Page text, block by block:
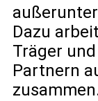
Dazu
Träger
Partnern